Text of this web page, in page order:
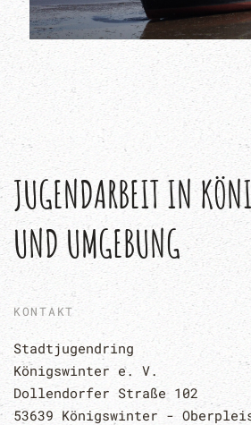
JUGENDARBEIT IN
UND UMGEBUNG
KONTAKT
Stadtjugendring
Königswinter e. V.
Dollendorfer Straße 102
53639 Königswinter -